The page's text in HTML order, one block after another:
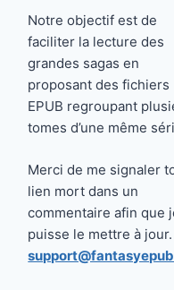
Notre objectif est de
faciliter la lecture des
grandes sagas en
proposant des fichiers
EPUB regroupant
tomes d’une même
Merci de me signaler
lien mort dans un
commentaire afin que
puisse le mettre à jour.